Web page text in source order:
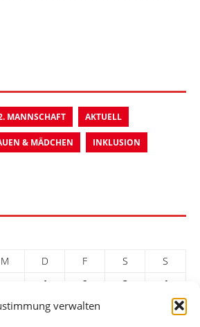
verwalten
MANNSCHAFT AKTUELL
& MÄDCHEN INKLUSION
M D F S
S
1
2 3
4
7 8 9